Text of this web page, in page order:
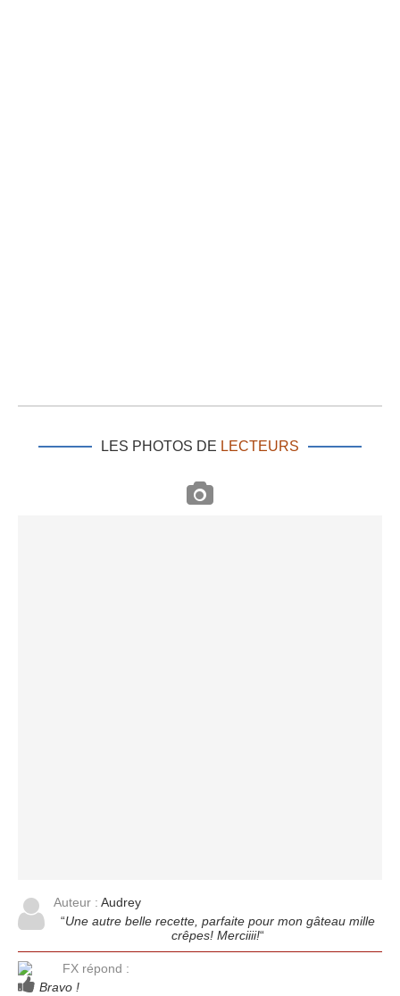
LES PHOTOS DE LECTEURS
Auteur : Audrey
“Une autre belle recette, parfaite pour mon gâteau mille
crêpes! Merciiii!“
FX répond :
Bravo !